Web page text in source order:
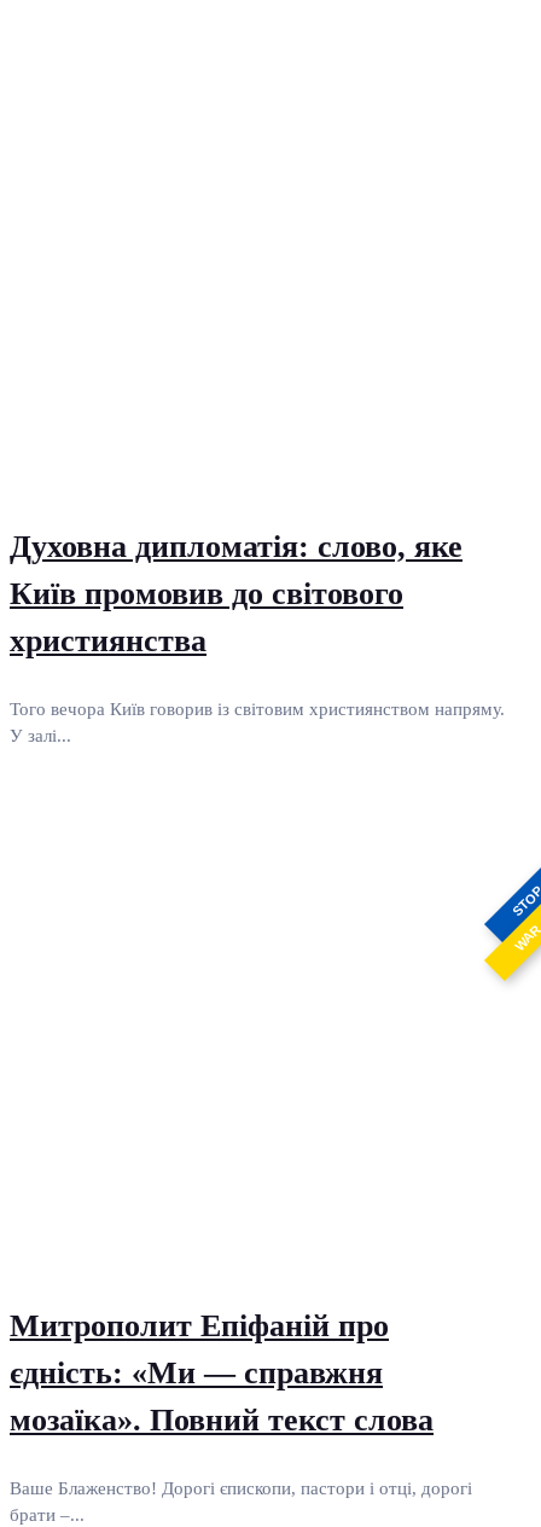
Духовна дипломатія: слово, яке
Київ промовив до світового
християнства
Того вечора Київ говорив із світовим християнством напряму.
У залі...
Митрополит Епіфаній про
єдність: «Ми — справжня
мозаїка». Повний текст слова
Ваше Блаженство! Дорогі єпископи, пастори і отці, дорогі
брати –...